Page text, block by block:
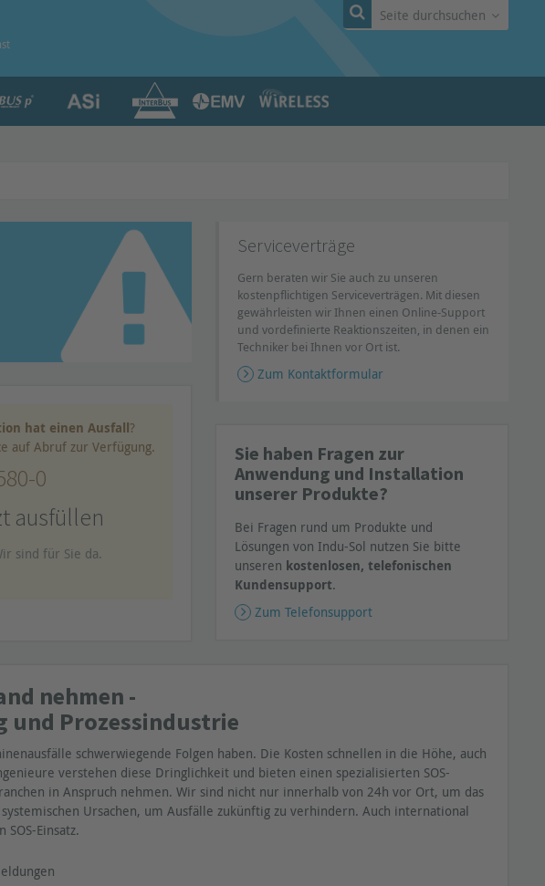
Seite durchsuchen
hat einen Ausfall?
auf Abruf zur Verfügung.
0
ausfüllen
sind für Sie da.
Serviceverträge
Gern beraten wir Sie auch zu unseren
kostenpflichtigen Serviceverträgen. Mit diesen
gewährleisten wir Ihnen einen Online-Support
und vordefinierte Reaktionszeiten, in denen ein
Techniker bei Ihnen vor Ort ist.
Zum Kontaktformular
Sie haben Fragen zur
Anwendung und Installation
unserer Produkte?
Bei Fragen rund um Produkte und
Lösungen von Indu-Sol nutzen Sie bitte
unseren kostenlosen, telefonischen
Kundensupport.
Zum Telefonsupport
nehmen -
und Prozessindustrie
schwerwiegende Folgen haben. Die Kosten schnellen in die Höhe, auch
verstehen diese Dringlichkeit und bieten einen spezialisierten SOS-
in Anspruch nehmen. Wir sind nicht nur innerhalb von 24h vor Ort, um das
Ursachen, um Ausfälle zukünftig zu verhindern. Auch international
Einsatz.